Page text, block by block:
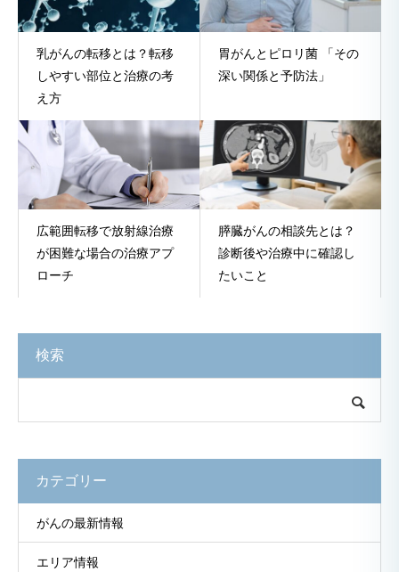
乳がんの転移とは？転移
しやすい部位と治療の考
え方
胃がんとピロリ菌 「その
深い関係と予防法」
広範囲転移で放射線治療
が困難な場合の治療アプ
ローチ
膵臓がんの相談先とは？
診断後や治療中に確認し
たいこと
検索
カテゴリー
がんの最新情報
エリア情報